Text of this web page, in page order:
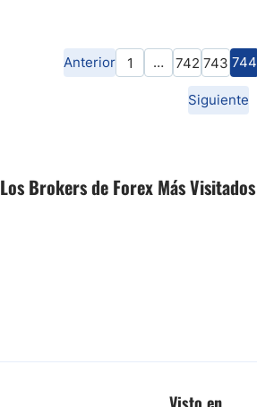
Anterior 1 … 742 743 744
Siguiente
Los Brokers de Forex Más Visitados